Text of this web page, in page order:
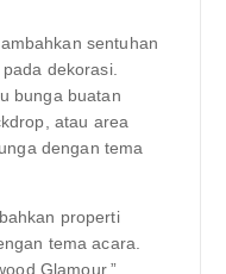
sentuhan
dekorasi.
bunga buatan
atau area
dengan tema
properti
tema acara.
Glamour,”